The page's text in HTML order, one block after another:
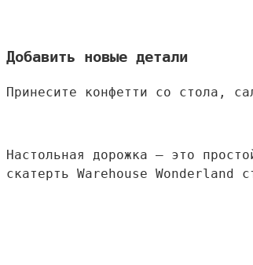
Добавить новые детали
Принесите конфетти со стола,
Настольная дорожка — это
скатерть Warehouse Wonderland